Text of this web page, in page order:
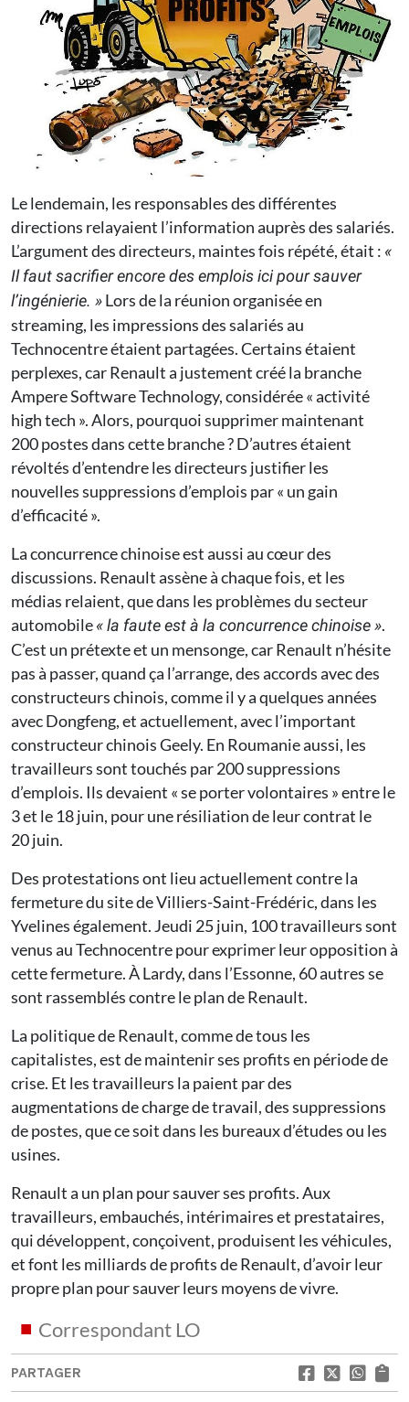
Le lendemain, les responsables des différentes
directions relayaient l’information auprès des salariés.
L’argument des directeurs, maintes fois répété, était : «
Il faut sacrifier encore des emplois ici pour sauver
l’ingénierie. »Lors de la réunion organisée en
streaming, les impressions des salariés au
Technocentre étaient partagées. Certains étaient
perplexes, car Renault a justement créé la branche
Ampere Software Technology, considérée « activité
high tech ». Alors, pourquoi supprimer maintenant
200 postes dans cette branche ? D’autres étaient
révoltés d’entendre les directeurs justifier les
nouvelles suppressions d’emplois par « un gain
d’efficacité ».
La concurrence chinoise est aussi au cœur des
discussions. Renault assène à chaque fois, et les
médias relaient, que dans les problèmes du secteur
automobile« la faute est à la concurrence chinoise ».
C’est un prétexte et un mensonge, car Renault n’hésite
pas à passer, quand ça l’arrange, des accords avec des
constructeurs chinois, comme il y a quelques années
avec Dongfeng, et actuellement, avec l’important
constructeur chinois Geely. En Roumanie aussi, les
travailleurs sont touchés par 200 suppressions
d’emplois. Ils devaient « se porter volontaires » entre le
3 et le 18 juin, pour une résiliation de leur contrat le
20 juin.
Des protestations ont lieu actuellement contre la
fermeture du site de Villiers-Saint-Frédéric, dans les
Yvelines également. Jeudi 25 juin, 100 travailleurs sont
venus au Technocentre pour exprimer leur opposition à
cette fermeture. À Lardy, dans l’Essonne, 60 autres se
sont rassemblés contre le plan de Renault.
La politique de Renault, comme de tous les
capitalistes, est de maintenir ses profits en période de
crise. Et les travailleurs la paient par des
augmentations de charge de travail, des suppressions
de postes, que ce soit dans les bureaux d’études ou les
usines.
Renault a un plan pour sauver ses profits. Aux
travailleurs, embauchés, intérimaires et prestataires,
qui développent, conçoivent, produisent les véhicules,
et font les milliards de profits de Renault, d’avoir leur
propre plan pour sauver leurs moyens de vivre.
Correspondant LO
PARTAGER